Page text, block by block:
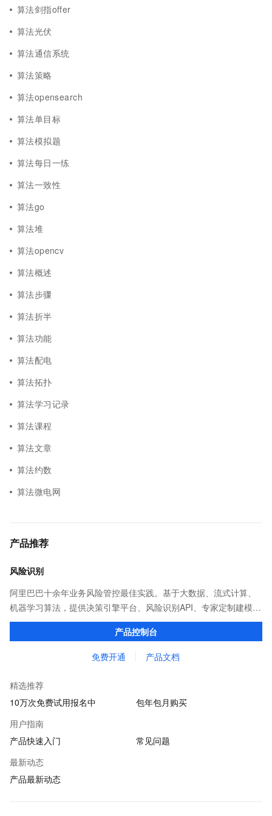
算法剑指offer
算法光伏
算法通信系统
算法策略
算法opensearch
算法单目标
算法模拟题
算法每日一练
算法一致性
算法go
算法堆
算法opencv
算法概述
算法步骤
算法折半
算法功能
算法配电
算法拓扑
算法学习记录
算法课程
算法文章
算法约数
算法微电网
产品推荐
风险识别
阿里巴巴十余年业务风险管控最佳实践。基于大数据、流式计算、
机器学习算法，提供决策引擎平台、风险识别API、专家定制建模等
多维风控服务，一站式解决企业在用户注册、运营活动、交易、信
贷审核等关键业务中所遇到的欺诈问题。
产品控制台
免费开通 产品文档
精选推荐
10万次免费试用报名中
包年包月购买
用户指南
产品快速入门
常见问题
最新动态
产品最新动态